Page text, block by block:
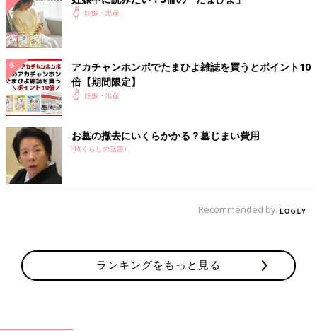
妊娠・出産
アカチャンホンポでたまひよ雑誌を買うとポイント10
倍【期間限定】
妊娠・出産
お墓の撤去にいくらかかる？墓じまい費用
PR(くらしの話題)
Recommended by
ランキングをもっと見る